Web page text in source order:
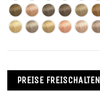
PREISE FREISCHALTEN